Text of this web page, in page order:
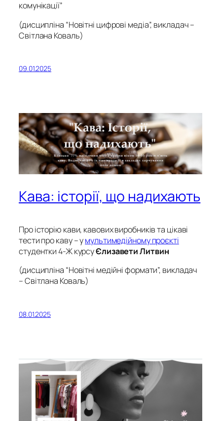
комунікації”
(дисципліна “Новітні цифрові медіа”, викладач –
Світлана Коваль)
09.01.2025
Кава: історії, що надихають
Про історію кави, кавових виробників та цікаві
тести про каву – умультимедійному проєкті
студентки 4-Ж курсуЄлизавети Литвин
(дисципліна “Новітні медійні формати”, викладач
– Світлана Коваль)
08.01.2025